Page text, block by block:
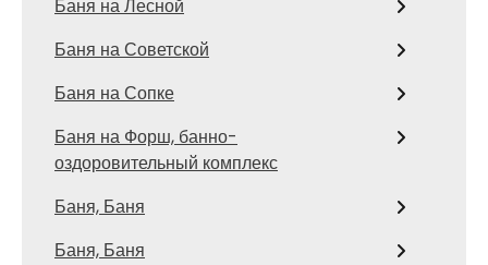
Баня на Лесной
Баня на Советской
Баня на Сопке
Баня на Форш, банно-
оздоровительный комплекс
Баня, Баня
Баня, Баня